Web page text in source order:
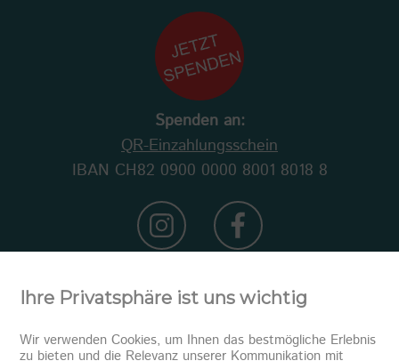
Spenden an:
QR-Einzahlungsschein
IBAN CH82 0900 0000 8001 8018 8
Ihre Privatsphäre ist uns wichtig
Wir verwenden Cookies, um Ihnen das bestmögliche Erlebnis
zu bieten und die Relevanz unserer Kommunikation mit